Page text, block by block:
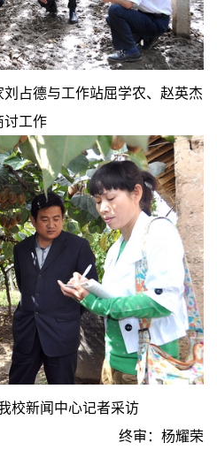
占德与工作站屈学农、赵英杰
讨工作
校新闻中心记者采访
终审：杨耀荣